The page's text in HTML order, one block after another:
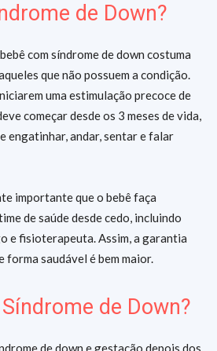
de Down?
com síndrome de down costuma
que não possuem a condição.
uma estimulação precoce de
começar desde os 3 meses de vida,
engatinhar, andar, sentar e falar
importante que o bebê faça
de saúde desde cedo, incluindo
e fisioterapeuta. Assim, a garantia
forma saudável é bem maior.
de Down?
de down e gestação depois dos